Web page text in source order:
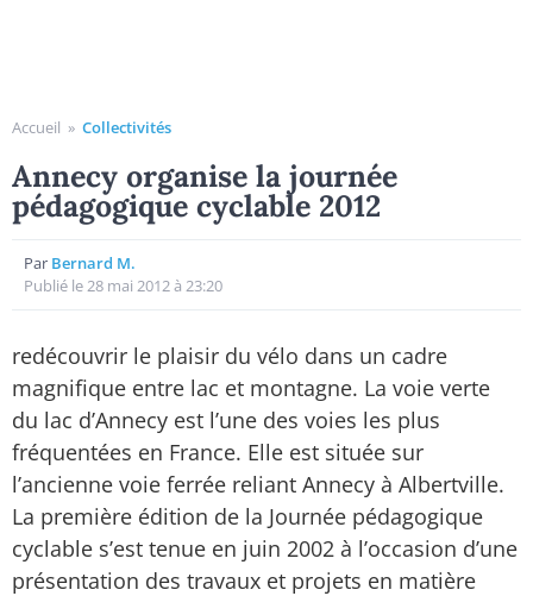
Accueil » Collectivités
Annecy organise la journée
pédagogique cyclable 2012
Par Bernard M.
Publié le 28 mai 2012 à 23:20
redécouvrir le plaisir du vélo dans un cadre
magnifique entre lac et montagne. La voie verte
du lac d’Annecy est l’une des voies les plus
fréquentées en France. Elle est située sur
l’ancienne voie ferrée reliant Annecy à Albertville.
La première édition de la Journée pédagogique
cyclable s’est tenue en juin 2002 à l’occasion d’une
présentation des travaux et projets en matière